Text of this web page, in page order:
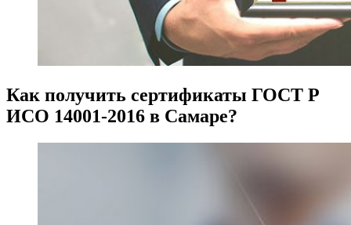
Как получить сертификаты ГОСТ Р
ИСО 14001-2016 в Самаре?